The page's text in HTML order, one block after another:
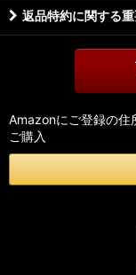
返品特約に関する
Amazonにご登録の住
ご購入